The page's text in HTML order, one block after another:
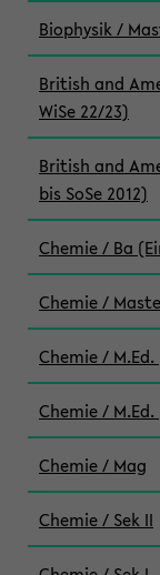
Biophysik /
British and
WiSe 22/23)
British and
bis SoSe 2012)
Chemie / Ba
Chemie /
Chemie / M.Ed.
Chemie /
Chemie / Mag
Chemie / Sek II